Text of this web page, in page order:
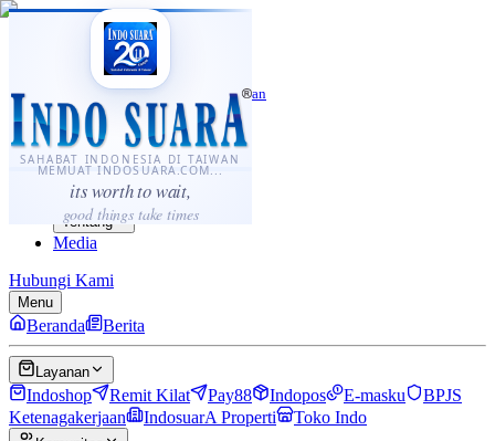
SAHABAT INDONESIA DI TAIWAN
MEMUAT INDOSUARA.COM...
its worth to wait,
good things take times
·...
⌘K
Sahabat Indonesia di Taiwan
Berita
Layanan
Komunitas
Panduan
Tentang
Media
Hubungi Kami
Menu
Beranda Berita
Layanan
Indoshop Remit Kilat Pay88 Indopos E-masku
BPJS
Ketenagakerjaan
IndosuarA Properti Toko Indo